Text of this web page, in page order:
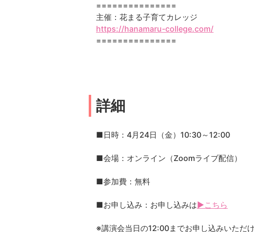
===============
主催：花まる子育てカレッジ
https://hanamaru-college.com/
===============
詳細
■日時：4月24日（金）10:30～12:00
■会場：オンライン（Zoomライブ配信）
■参加費：無料
■お申し込み：お申し込みは▶こちら
※講演会当日の12:00までお申し込みいただけ